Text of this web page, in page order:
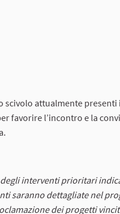
scivolo attualmente presenti
favorire l’incontro e la
interventi prioritari
saranno dettagliate nel
dei progetti